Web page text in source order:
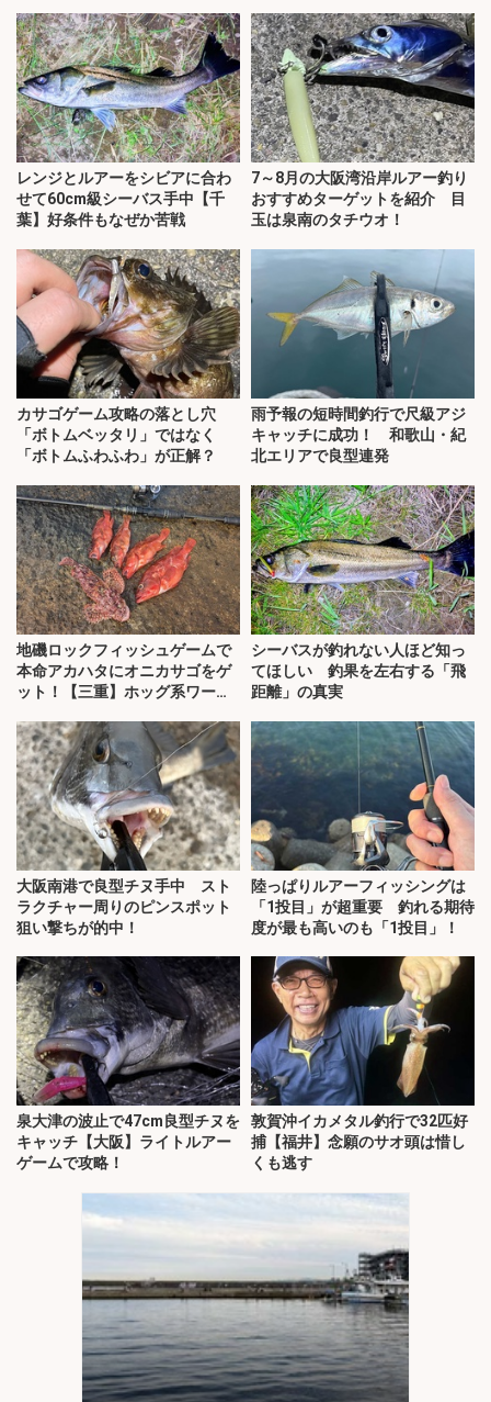
レンジとルアーをシビアに合わ
せて60cm級シーバス手中【千
葉】好条件もなぜか苦戦
7～8月の大阪湾沿岸ルアー釣り
おすすめターゲットを紹介 目
玉は泉南のタチウオ！
カサゴゲーム攻略の落とし穴
「ボトムベッタリ」ではなく
「ボトムふわふわ」が正解？
雨予報の短時間釣行で尺級アジ
キャッチに成功！ 和歌山・紀
北エリアで良型連発
地磯ロックフィッシュゲームで
本命アカハタにオニカサゴをゲ
ット！【三重】ホッグ系ワーム
シーバスが釣れない人ほど知っ
てほしい 釣果を左右する「飛
距離」の真実
大阪南港で良型チヌ手中 スト
ラクチャー周りのピンスポット
狙い撃ちが的中！
陸っぱりルアーフィッシングは
「1投目」が超重要 釣れる期待
度が最も高いのも「1投目」！
泉大津の波止で47cm良型チヌを
キャッチ【大阪】ライトルアー
ゲームで攻略！
敦賀沖イカメタル釣行で32匹好
捕【福井】念願のサオ頭は惜し
くも逃す